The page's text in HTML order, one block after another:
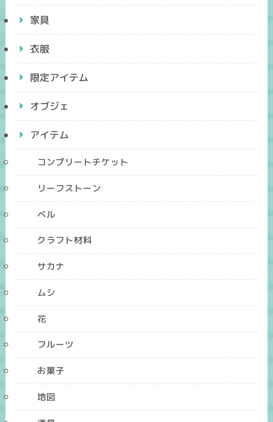
家具
衣服
限定アイテム
オブジェ
アイテム
コンプリートチケット
リーフストーン
ベル
クラフト材料
サカナ
ムシ
花
フルーツ
お菓子
地図